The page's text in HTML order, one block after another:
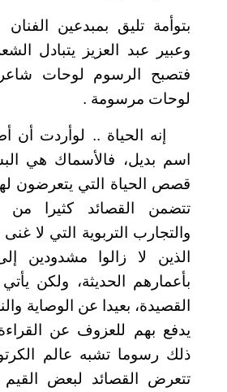
بتوأمة تليق بمبدعين
وعبير عبد العزيز يتبادل
فتصبح الرسوم لوحات
لوحات مرسومة .
إنه الحياة .. لوأردت أن
اسم بديل، فالأسماك هي
قصص الحياة التي يتعرضون
تتضمن القصائد كثيرا من
والتجارب التربوية التي لا غنى
الذين لا زالوا مشدودين
بأعمارهم الحديثة، ولكن
القصيدة، بعيدا عن الوصاية
يدفع بهم للعزوف عن
ذلك رسوما تشبه عالم
تتعرض القصائد لبعض